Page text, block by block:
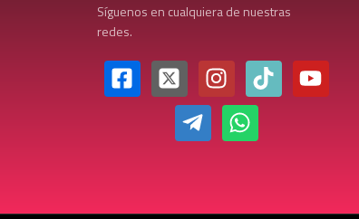
Síguenos en cualquiera de nuestras
redes.